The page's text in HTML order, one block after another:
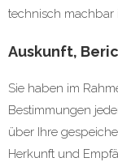
technisch machbar
Auskunft,
Sie haben im
Bestimmungen
über Ihre
Herkunft und